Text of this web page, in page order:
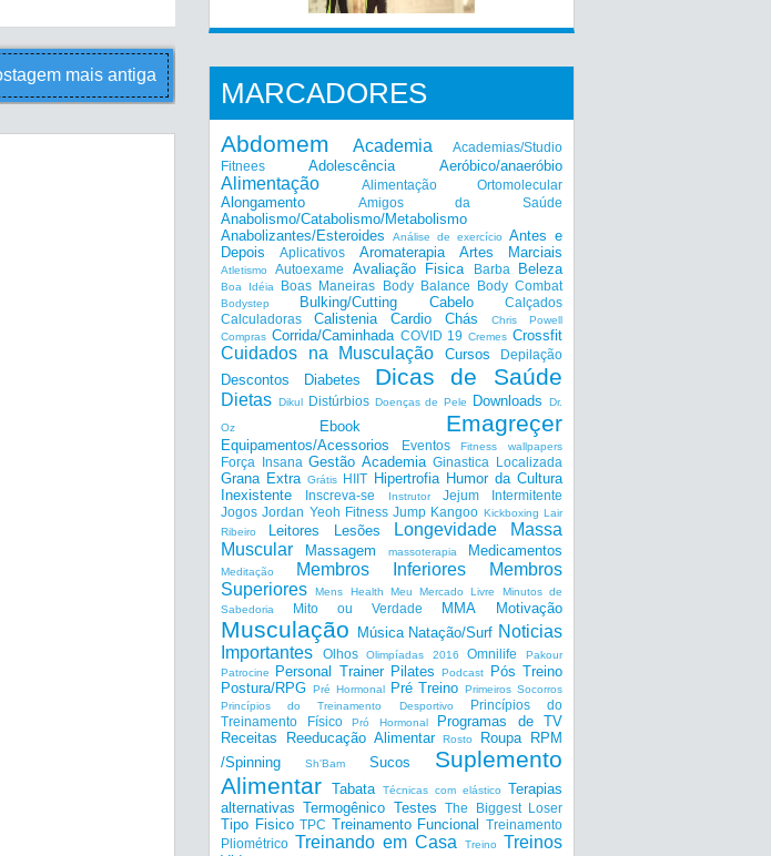
mais antiga
MARCADORES
Abdomem Academia
Academias/Studio
Fitnees
Adolescência Aeróbico/anaeróbio
Alimentação Alimentação Ortomolecular
Alongamento Amigos da Saúde
Anabolismo/Catabolismo/Metabolismo
Anabolizantes/Esteroides
Análise de exercício
Antes e
Depois
Aplicativos Aromaterapia Artes Marciais
Atletismo Autoexame Avaliação Fisica Barba Beleza
Boa Idéia Boas Maneiras Body Balance Body Combat
Bodystep Bulking/Cutting Cabelo
Calçados
Calculadoras
Calistenia Cardio Chás
Chris Powell
Compras Corrida/Caminhada COVID 19 Cremes Crossfit
Cuidados na Musculação Cursos Depilação
Descontos Diabetes Dicas de Saúde
Dietas Dikul Distúrbios Doenças de Pele Downloads Dr.
Oz Ebook Emagreçer
Equipamentos/Acessorios Eventos Fitness wallpapers
Força Insana Gestão Academia Ginastica Localizada
Grana Extra Grátis HIIT Hipertrofia Humor da Cultura
Inexistente
Inscreva-se Instrutor
Jejum Intermitente
Jogos Jordan Yeoh Fitness Jump Kangoo Kickboxing Lair
Ribeiro
Leitores Lesões Longevidade
Massa
Muscular
Massagem massoterapia Medicamentos
Meditação Membros Inferiores
Membros
Superiores
Mens Health Meu Mercado Livre
Minutos de
Sabedoria
Mito ou Verdade MMA Motivação
Musculação Música Natação/Surf Noticias
Importantes
Olhos Olimpíadas 2016 Omnilife
Pakour
Patrocine
Personal Trainer Pilates Podcast
Pós Treino
Postura/RPG Pré Hormonal Pré Treino Primeiros Socorros
Princípios do Treinamento Desportivo
Princípios do
Treinamento Físico
Pró Hormonal
Programas de TV
Receitas
Reeducação Alimentar Rosto Roupa
RPM
/Spinning
Sh'Bam Sucos
Suplemento
Alimentar Tabata Técnicas com elástico
Terapias
alternativas Termogênico Testes The Biggest Loser
Tipo Fisico TPC Treinamento Funcional
Treinamento
Pliométrico Treinando em Casa Treino Treinos